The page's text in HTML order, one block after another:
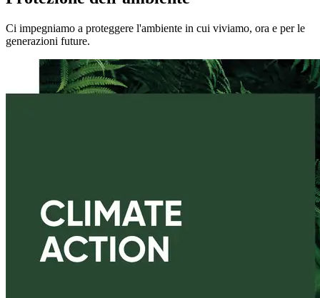
Ci impegniamo a proteggere l'ambiente in cui viviamo, ora e per le
generazioni future.